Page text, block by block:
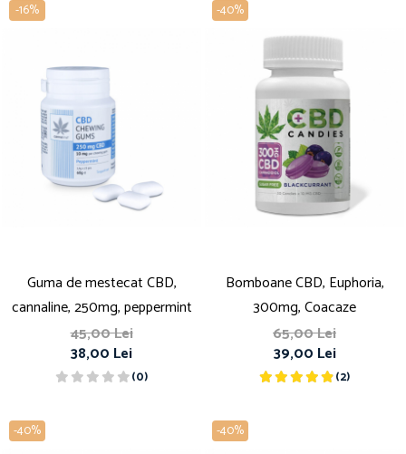
-16%
Guma de mestecat CBD,
cannaline, 250mg, peppermint
45,00 Lei
38,00 Lei
(0)
-40%
Bomboane CBD, Euphoria,
300mg, Coacaze
65,00 Lei
39,00 Lei
(2)
-40% -40%